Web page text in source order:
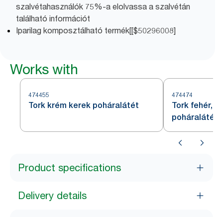
szalvétahasználók 75%-a elolvassa a szalvétán
található információt
Iparilag komposztálható termék[[$50296008]
Works with
474455
Tork krém kerek poháralátét
474474
Tork fehér,
poháralátét
Product specifications
Delivery details